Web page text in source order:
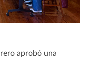
aprobó una